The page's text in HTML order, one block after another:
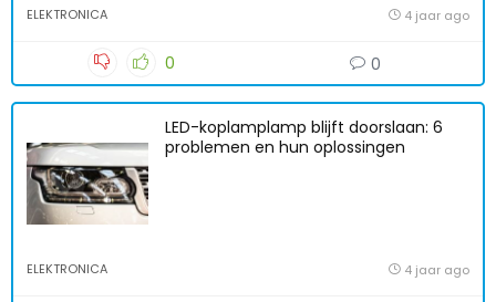
ELEKTRONICA 4 jaar ago
0 0
LED-koplamplamp blijft doorslaan: 6
problemen en hun oplossingen
ELEKTRONICA 4 jaar ago